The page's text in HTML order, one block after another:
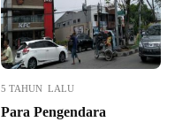
5 TAHUN LALU
Para Pengendara